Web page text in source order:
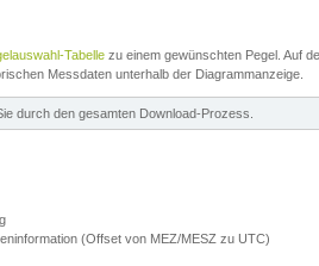
Tabelle zu einem gewünschten Pegel. Auf
Messdaten unterhalb der Diagrammanzeige.
durch den gesamten Download-Prozess.
(Offset von MEZ/MESZ zu UTC)